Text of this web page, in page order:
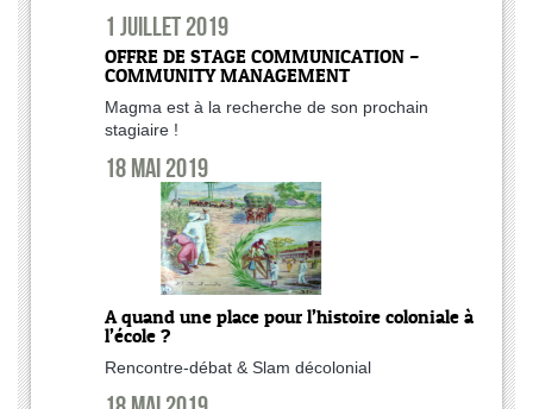
1 juillet 2019
OFFRE DE STAGE COMMUNICATION –
COMMUNITY MANAGEMENT
Magma est à la recherche de son prochain
stagiaire !
18 mai 2019
A quand une place pour l’histoire coloniale à
l’école ?
Rencontre-débat & Slam décolonial